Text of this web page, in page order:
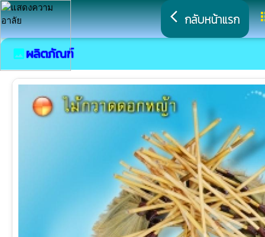
arrow_back_ios กลับหน้าแรก
imageผลิตภัณฑ์